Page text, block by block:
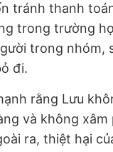
tránh thanh
trong trường
trong nhóm,
đi.
rằng Lưu
và không xâm
ra, thiệt hại